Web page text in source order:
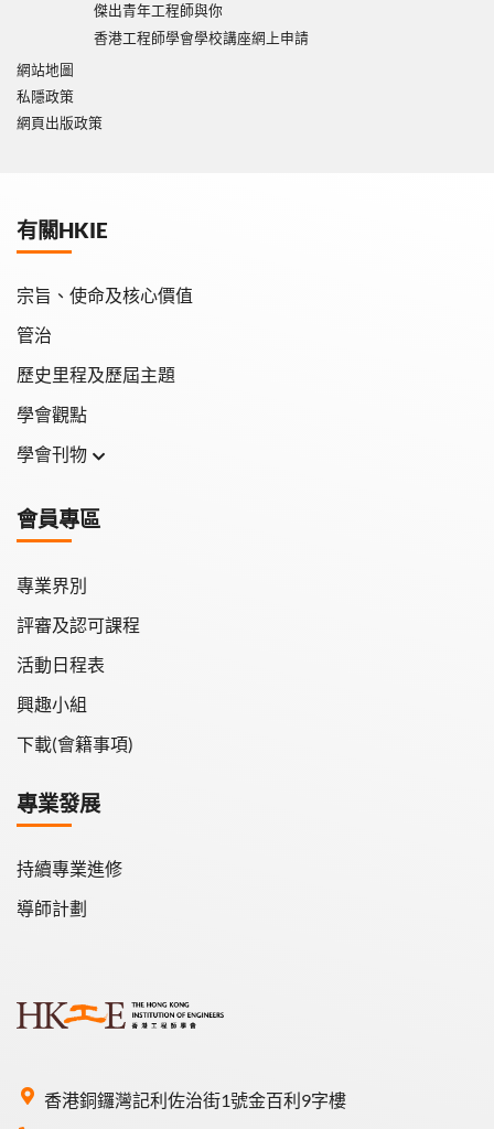
傑出青年工程師與你
香港工程師學會學校講座網上申請
網站地圖
私隱政策
網頁出版政策
香港銅鑼灣記利佐治街1號金百利9字樓
有關HKIE
宗旨、使命及核心價值
管治
歷史里程及歷屆主題
學會觀點
學會刊物
學會會報
會員專區
專業界別
評審及認可課程
活動日程表
興趣小組
下載(會籍事項)
專業發展
持續專業進修
導師計劃